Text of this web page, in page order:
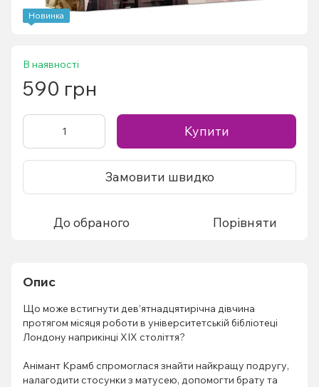
Новинка
В наявності
590 грн
Купити
Замовити швидко
До обраного Порівняти
Опис
Що може встигнути дев’ятнадцятирічна дівчина
протягом місяця роботи в університетській бібліотеці
Лондону наприкінці XIX століття?
Анімант Крамб спромоглася знайти найкращу подругу,
налагодити стосунки з матусею, допомогти брату та